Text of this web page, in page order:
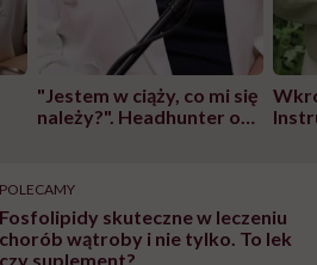
"Jestem w ciąży, co mi się
należy?". Headhunter o
pracy
POLECAMY
Fosfolipidy skuteczne w leczeniu
chorób wątroby i nie tylko. To lek
czy suplement?